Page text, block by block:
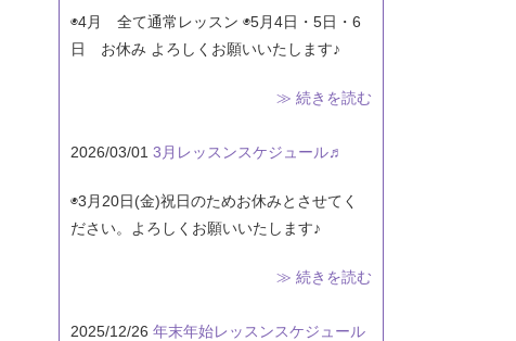
◉4月 全て通常レッスン ◉5月4日・5日・6
日 お休み よろしくお願いいたします♪
≫ 続きを読む
2026/03/01 3月レッスンスケジュール♬
◉3月20日(金)祝日のためお休みとさせてく
ださい。よろしくお願いいたします♪
≫ 続きを読む
2025/12/26 年末年始レッスンスケジュール